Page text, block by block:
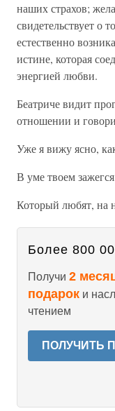
наших страхов;
свидетельствует о
естественно
истине, которая
энергией любви.
Беатриче видит
отношении и
Уже я вижу ясно,
В уме твоем
Который любят, на
Более 800
Получи 2
подарок и
чтением
ПОЛУЧИТЬ